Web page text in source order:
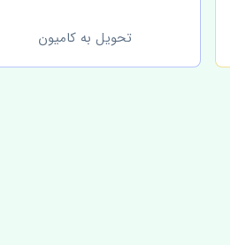
تحویل به کامیون